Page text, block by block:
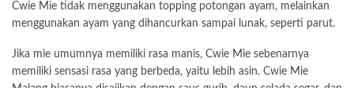
Cwie Mie tidak menggunakan topping potongan ayam, melainkan
menggunakan ayam yang dihancurkan sampai lunak, seperti parut.
Jika mie umumnya memiliki rasa manis, Cwie Mie sebenarnya
memiliki sensasi rasa yang berbeda, yaitu lebih asin. Cwie Mie